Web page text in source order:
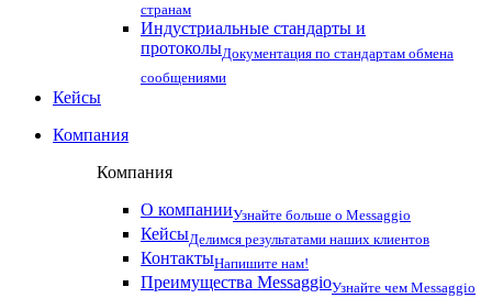
странам
Индустриальные стандарты и
протоколыДокументация по стандартам обмена
сообщениями
Кейсы
Компания
Компания
О компанииУзнайте больше о Messaggio
КейсыДелимся результатами наших клиентов
КонтактыНапишите нам!
Преимущества MessaggioУзнайте чем Messaggio